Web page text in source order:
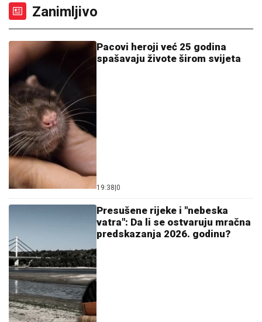
Zanimljivo
Pacovi heroji već 25 godina
spašavaju živote širom svijeta
19:38|0
Presušene rijeke i "nebeska
vatra": Da li se ostvaruju mračna
predskazanja 2026. godinu?